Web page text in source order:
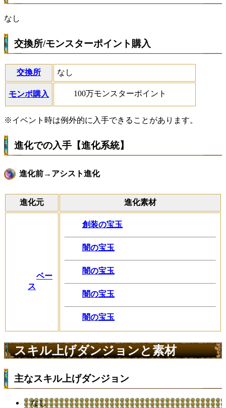
なし
交換所/モンスターポイント購入
交換所 なし
モンポ購入 100万モンスターポイント
※イベント時は例外的に入手できることがあります。
進化での入手【進化系統】
進化前→アシスト進化
進化元 進化素材
ベー
ス
創装の宝玉
闇の宝玉
闇の宝玉
闇の宝玉
闇の宝玉
スキル上げダンジョンと素材
主なスキル上げダンジョン
なし